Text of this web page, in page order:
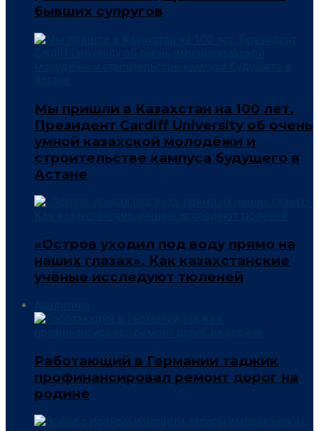
бывших супругов
Мы пришли в Казахстан на 100 лет.
Президент Cardiff University об очень
умной казахской молодёжи и
строительстве кампуса будущего в
Астане
«Остров уходил под воду прямо на
наших глазах». Как казахстанские
учёные исследуют тюленей
Работающий в Германии таджик
профинансировал ремонт дорог на
родине